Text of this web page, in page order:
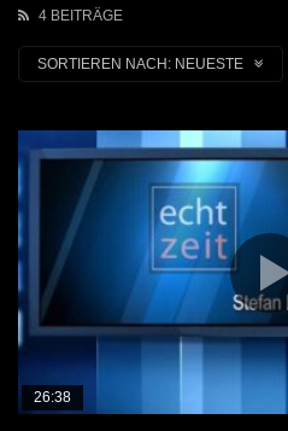
4 BEITRÄGE
SORTIEREN NACH: NEUESTE
26:38